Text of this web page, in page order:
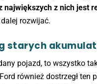
największych z nich jest
rozwijać.
starych
pojazd, to wszystko
również dostrzegł